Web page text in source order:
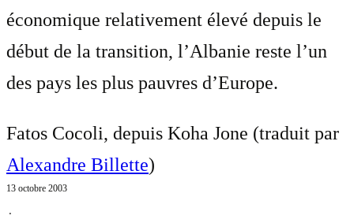
économique relativement élevé depuis le
début de la transition, l’Albanie reste l’un
des pays les plus pauvres d’Europe.
Fatos Cocoli, depuis Koha Jone (traduit par
Alexandre Billette)
13 octobre 2003
⋅